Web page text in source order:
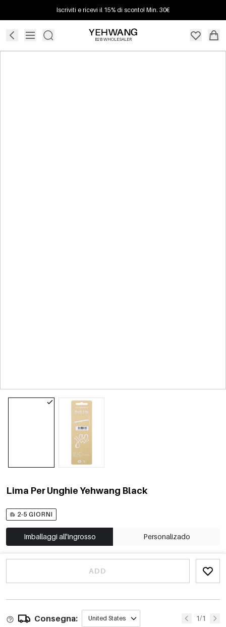
Iscriviti e ricevi il 15% di sconto! Min. 30€
B2B WHOLESALER
Lima Per Unghie Yehwang Black
2-5 GIORNI
Imballaggi all'ingrosso Personalizado
ADD
Consegna: United States 1/1